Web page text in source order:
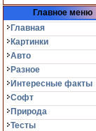
Главное меню
Главная
Картинки
Авто
Разное
Интересные факты
Софт
Природа
Тесты